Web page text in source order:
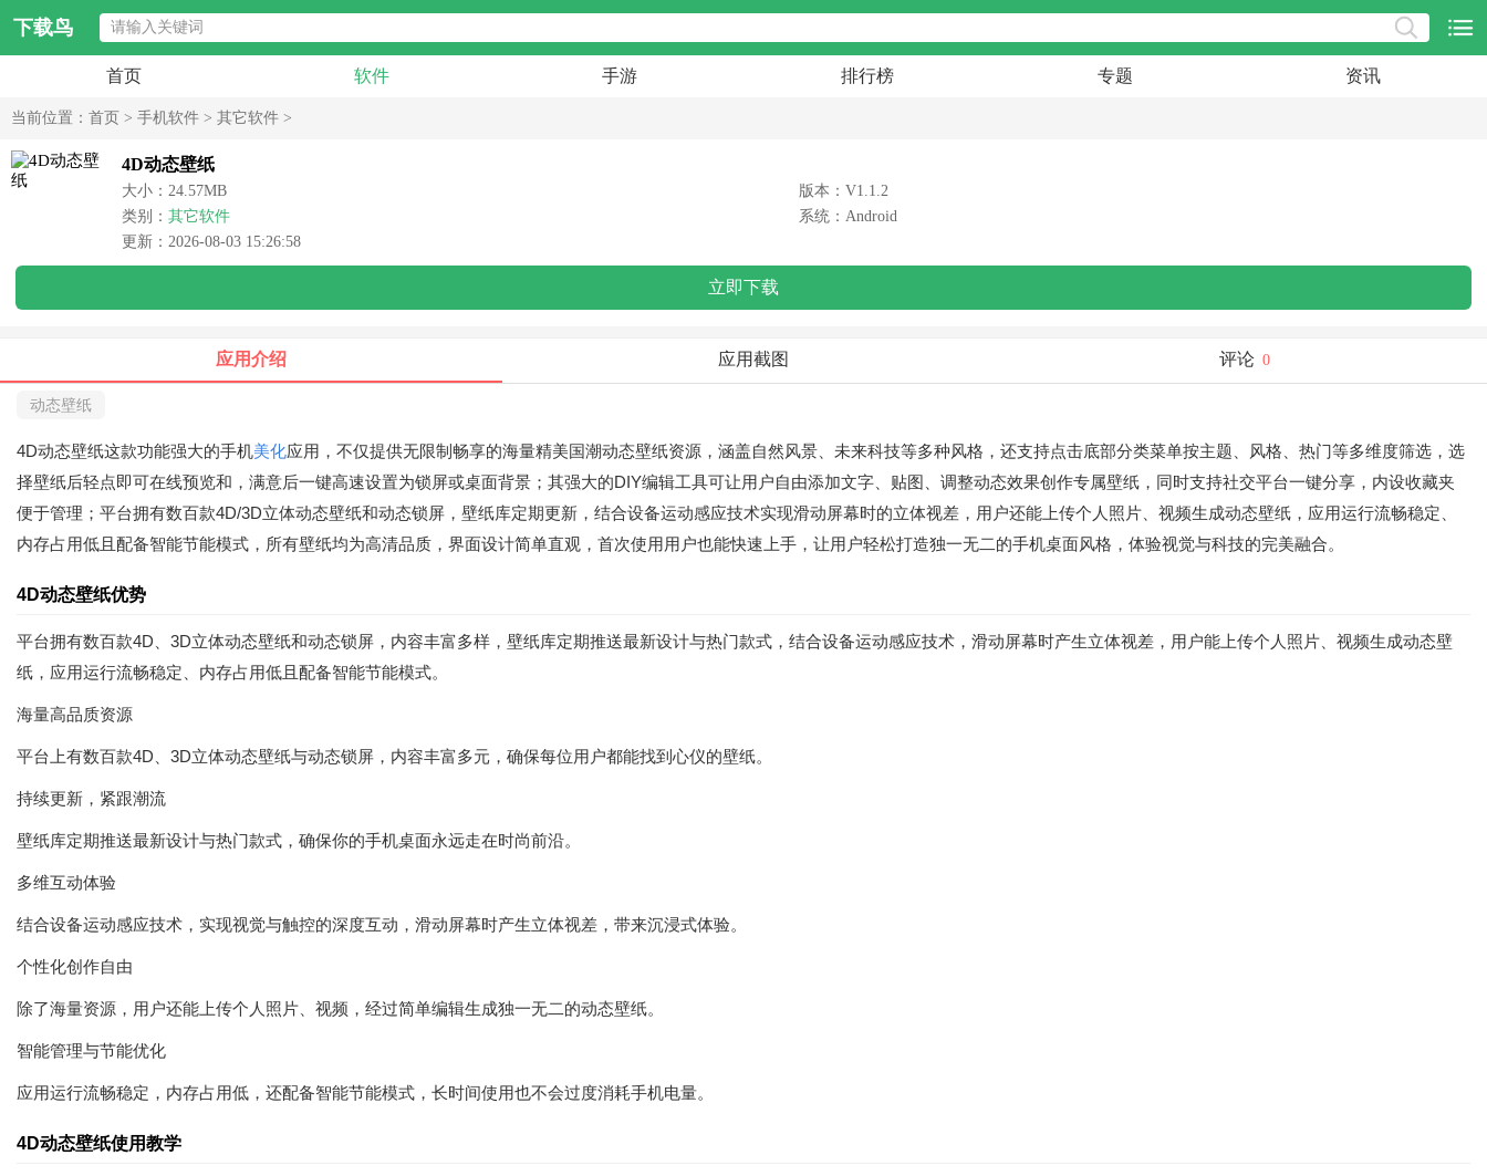
下载鸟
首页 软件 手游 排行榜 专题 资讯
当前位置： 首页 > 手机软件 > 其它软件 >
4D动态壁纸
大小：24.57MB
版本：V1.1.2
类别： 其它软件
系统：Android
更新：2026-08-03 15:26:58
立即下载
应用介绍 应用截图 评论 0
动态壁纸
4D动态壁纸这款功能强大的手机美化应用，不仅提供无限制畅享的海量精美国潮动态壁纸资源，涵盖自然风景、未来科技等多种风格，还支持点击底部分类菜单按主题、风格、热门等多维度筛选，选
择壁纸后轻点即可在线预览和，满意后一键高速设置为锁屏或桌面背景；其强大的DIY编辑工具可让用户自由添加文字、贴图、调整动态效果创作专属壁纸，同时支持社交平台一键分享，内设收藏夹
便于管理；平台拥有数百款4D/3D立体动态壁纸和动态锁屏，壁纸库定期更新，结合设备运动感应技术实现滑动屏幕时的立体视差，用户还能上传个人照片、视频生成动态壁纸，应用运行流畅稳定、
内存占用低且配备智能节能模式，所有壁纸均为高清品质，界面设计简单直观，首次使用用户也能快速上手，让用户轻松打造独一无二的手机桌面风格，体验视觉与科技的完美融合。
4D动态壁纸优势
平台拥有数百款4D、3D立体动态壁纸和动态锁屏，内容丰富多样，壁纸库定期推送最新设计与热门款式，结合设备运动感应技术，滑动屏幕时产生立体视差，用户能上传个人照片、视频生成动态壁
纸，应用运行流畅稳定、内存占用低且配备智能节能模式。
海量高品质资源
平台上有数百款4D、3D立体动态壁纸与动态锁屏，内容丰富多元，确保每位用户都能找到心仪的壁纸。
持续更新，紧跟潮流
壁纸库定期推送最新设计与热门款式，确保你的手机桌面永远走在时尚前沿。
多维互动体验
结合设备运动感应技术，实现视觉与触控的深度互动，滑动屏幕时产生立体视差，带来沉浸式体验。
个性化创作自由
除了海量资源，用户还能上传个人照片、视频，经过简单编辑生成独一无二的动态壁纸。
智能管理与节能优化
应用运行流畅稳定，内存占用低，还配备智能节能模式，长时间使用也不会过度消耗手机电量。
4D动态壁纸使用教学